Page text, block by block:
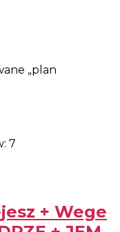
„plan
7
+ Wege